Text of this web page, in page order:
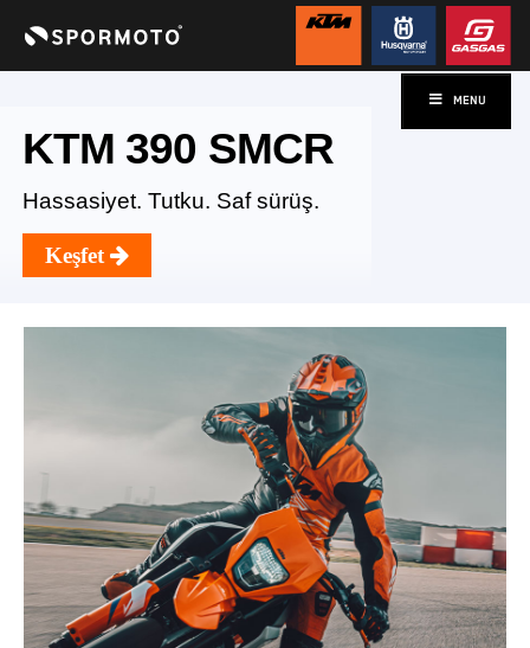
MENU
Husqvarna
Norden 901
Expedition